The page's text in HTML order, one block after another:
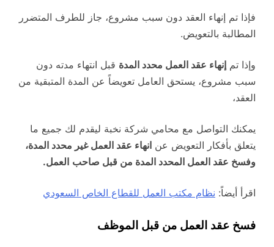
فإذا تم إنهاء العقد دون سبب مشروع، جاز للطرف المتضرر
المطالبة بالتعويض.
وإذا تم إنهاء عقد العمل محدد المدة قبل انتهاء مدته دون
سبب مشروع، يستحق العامل تعويضاً عن المدة المتبقية من
العقد،
يمكنك التواصل مع محامي شركة نخبة ليقدم لك جميع ما
يتعلق بأفكار التعويض عن انهاء عقد العمل غير محدد المدة،
وفسخ عقد العمل المحدد المدة من قبل صاحب العمل.
اقرأ أيضاً: نظام مكتب العمل للقطاع الخاص السعودي
فسخ عقد العمل من قبل الموظف